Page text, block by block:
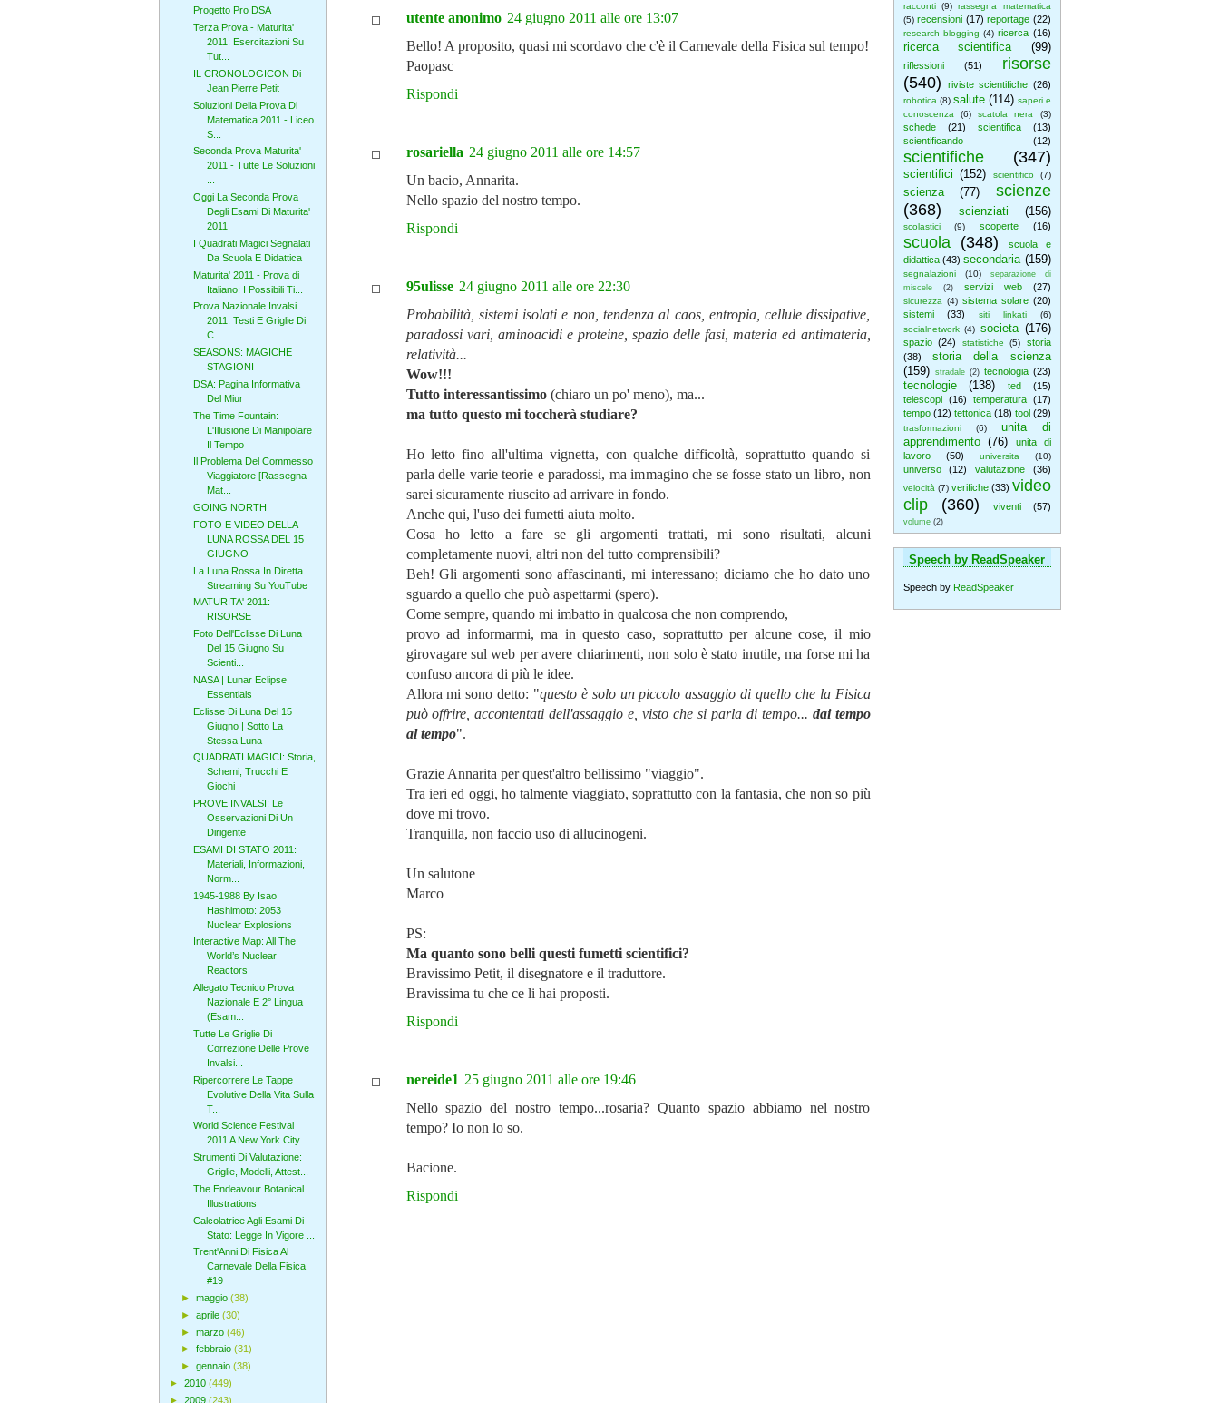
racconti (9) rassegna matematica
(5) recensioni (17) reportage (22)
research blogging (4) ricerca (16)
ricerca scientifica (99)
riflessioni (51)
risorse
(540)
riviste scientifiche (26)
robotica (8) salute (114) saperi e
conoscenza
(6) scatola nera (3)
schede (21) scientifica
(13)
scientificando
(12)
scientifiche (347)
scientifici (152) scientifico (7)
scienza (77)
scienze
(368)
scienziati (156)
scolastici (9) scoperte (16)
scuola (348)
scuola e
didattica (43) secondaria (159)
segnalazioni (10)
separazione di
miscele
(2) servizi web (27)
sicurezza (4) sistema solare (20)
sistemi
(33) siti linkati
(6)
socialnetwork (4) societa (176)
spazio (24) statistiche (5)
storia
(38)
storia della scienza
(159)
stradale (2) tecnologia (23)
tecnologie (138) ted
(15)
telescopi
(16) temperatura
(17)
tempo (12) tettonica (18) tool (29)
trasformazioni (6)
unita di
apprendimento (76)
unita di
lavoro
(50) universita (10)
universo (12) valutazione (36)
velocità (7) verifiche (33) video
clip
(360) viventi (57)
volume (2)
Speech by ReadSpeaker
Speech by ReadSpeaker
utente anonimo 24 giugno 2011 alle ore 13:07
Bello! A proposito, quasi mi scordavo che c'è il Carnevale della Fisica sul tempo!
Paopasc
Rispondi
rosariella 24 giugno 2011 alle ore 14:57
Un bacio, Annarita.
Nello spazio del nostro tempo.
Rispondi
95ulisse 24 giugno 2011 alle ore 22:30
Probabilità, sistemi isolati e non, tendenza al caos, entropia, cellule dissipative,
paradossi vari, aminoacidi e proteine, spazio delle fasi, materia ed antimateria,
relatività...
Wow!!!
Tutto interessantissimo(chiaro un po' meno), ma...
ma tutto questo mi toccherà studiare?
Ho letto fino all'ultima vignetta, con qualche difficoltà, soprattutto quando si
parla delle varie teorie e paradossi, ma immagino che se fosse stato un libro, non
sarei sicuramente riuscito ad arrivare in fondo.
Anche qui, l'uso dei fumetti aiuta molto.
Cosa ho letto a fare se gli argomenti trattati, mi sono risultati, alcuni
completamente nuovi, altri non del tutto comprensibili?
Beh! Gli argomenti sono affascinanti, mi interessano; diciamo che ho dato uno
sguardo a quello che può aspettarmi (spero).
Come sempre, quando mi imbatto in qualcosa che non comprendo,
provo ad informarmi, ma in questo caso, soprattutto per alcune cose, il mio
girovagare sul web per avere chiarimenti, non solo è stato inutile, ma forse mi ha
confuso ancora di più le idee.
Allora mi sono detto: "questo è solo un piccolo assaggio di quello che la Fisica
può offrire, accontentati dell'assaggio e, visto che si parla di tempo... dai tempo
al tempo".
Grazie Annarita per quest'altro bellissimo "viaggio".
Tra ieri ed oggi, ho talmente viaggiato, soprattutto con la fantasia, che non so più
dove mi trovo.
Tranquilla, non faccio uso di allucinogeni.
Un salutone
Marco
PS:
Ma quanto sono belli questi fumetti scientifici?
Bravissimo Petit, il disegnatore e il traduttore.
Bravissima tu che ce li hai proposti.
Rispondi
nereide1 25 giugno 2011 alle ore 19:46
Nello spazio del nostro tempo...rosaria? Quanto spazio abbiamo nel nostro
tempo? Io non lo so.
Bacione.
Rispondi
Progetto Pro DSA
Terza Prova - Maturita'
2011: Esercitazioni Su
Tut...
IL CRONOLOGICON Di
Jean Pierre Petit
Soluzioni Della Prova Di
Matematica 2011 - Liceo
S...
Seconda Prova Maturita'
2011 - Tutte Le Soluzioni
Oggi La Seconda Prova
Degli Esami Di Maturita'
2011
I Quadrati Magici Segnalati
Da Scuola E Didattica
Maturita' 2011 - Prova di
Italiano: I Possibili Ti...
Prova Nazionale Invalsi
2011: Testi E Griglie Di
C...
SEASONS: MAGICHE
STAGIONI
DSA: Pagina Informativa
Del Miur
The Time Fountain:
L'Illusione Di Manipolare
Il Tempo
Il Problema Del Commesso
Viaggiatore [Rassegna
Mat...
GOING NORTH
FOTO E VIDEO DELLA
LUNA ROSSA DEL 15
GIUGNO
La Luna Rossa In Diretta
Streaming Su YouTube
MATURITA' 2011:
RISORSE
Foto Dell'Eclisse Di Luna
Del 15 Giugno Su
Scienti...
NASA | Lunar Eclipse
Essentials
Eclisse Di Luna Del 15
Giugno | Sotto La
Stessa Luna
QUADRATI MAGICI: Storia,
Schemi, Trucchi E
Giochi
PROVE INVALSI: Le
Osservazioni Di Un
Dirigente
ESAMI DI STATO 2011:
Materiali, Informazioni,
Norm...
1945-1988 By Isao
Hashimoto: 2053
Nuclear Explosions
Interactive Map: All The
World’s Nuclear
Reactors
Allegato Tecnico Prova
Nazionale E 2° Lingua
(Esam...
Tutte Le Griglie Di
Correzione Delle Prove
Invalsi...
Ripercorrere Le Tappe
Evolutive Della Vita Sulla
T...
World Science Festival
2011 A New York City
Strumenti Di Valutazione:
Griglie, Modelli, Attest...
The Endeavour Botanical
Illustrations
Calcolatrice Agli Esami Di
Stato: Legge In Vigore ...
Trent'Anni Di Fisica Al
Carnevale Della Fisica
#19
► maggio (38)
► aprile (30)
► marzo (46)
► febbraio (31)
► gennaio (38)
► 2010 (449)
► 2009 (243)